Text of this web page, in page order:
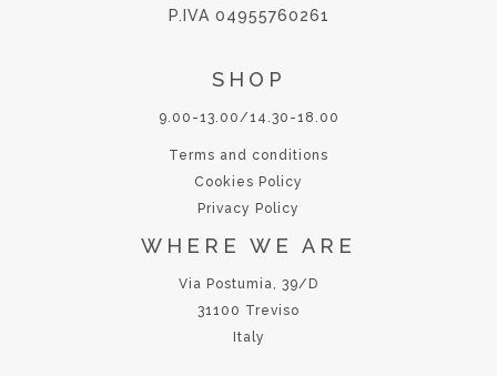
P.IVA 04955760261
SHOP
9.00-13.00/14.30-18.00
Terms and conditions
Cookies Policy
Privacy Policy
WHERE WE ARE
Via Postumia, 39/D
31100 Treviso
Italy